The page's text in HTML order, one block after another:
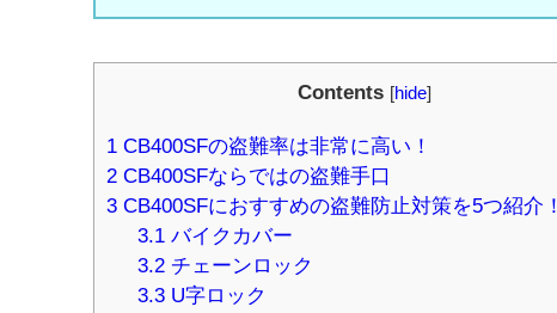
Contents [hide]
1 CB400SFの盗難率は非常に高い！
2 CB400SFならではの盗難手口
3 CB400SFにおすすめの盗難防止対策を5つ紹介
3.1バイクカバー
3.2チェーンロック
3.3U字ロック